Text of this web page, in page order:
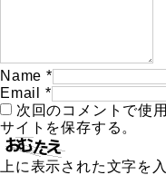
Name *
Email
*
次回のコメントで使
サイトを保存する。
上に表示された文字を